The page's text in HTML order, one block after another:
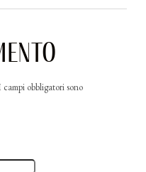
campi obbligatori sono